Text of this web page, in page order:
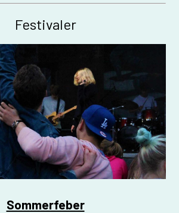
Festivaler
Sommerfeber